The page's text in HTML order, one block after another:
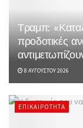
Τραμπ:
προδοτικές
8 ΑΥΓΟΎΣΤΟΥ 2026
ΕΠΙΚΑΙΡΌΤΗΤΑ